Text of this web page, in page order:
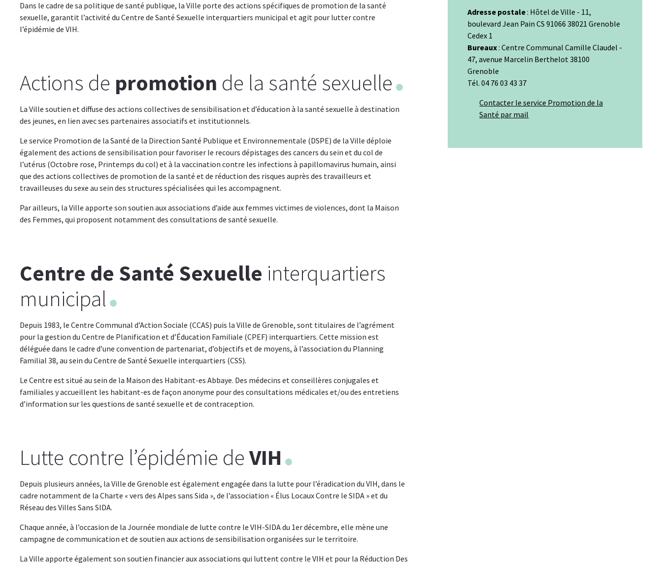
Dans le cadre de sa politique de santé publique, la Ville porte des actions spécifiques de promotion de la santé
sexuelle, garantit l’activité du Centre de Santé Sexuelle interquartiers municipal et agit pour lutter contre
l’épidémie de VIH.
Actions de promotion de la santé sexuelle
La Ville soutien et diffuse des actions collectives de sensibilisation et d’éducation à la santé sexuelle à destination
des jeunes, en lien avec ses partenaires associatifs et institutionnels.
Le service Promotion de la Santé de la Direction Santé Publique et Environnementale (DSPE) de la Ville déploie
également des actions de sensibilisation pour favoriser le recours dépistages des cancers du sein et du col de
l’utérus (Octobre rose, Printemps du col) et à la vaccination contre les infections à papillomavirus humain, ainsi
que des actions collectives de promotion de la santé et de réduction des risques auprès des travailleurs et
travailleuses du sexe au sein des structures spécialisées qui les accompagnent.
Par ailleurs, la Ville apporte son soutien aux associations d’aide aux femmes victimes de violences, dont la Maison
des Femmes, qui proposent notamment des consultations de santé sexuelle.
Centre de Santé Sexuelle interquartiers
municipal
Depuis 1983, le Centre Communal d’Action Sociale (CCAS) puis la Ville de Grenoble, sont titulaires de l’agrément
pour la gestion du Centre de Planification et d’Éducation Familiale (CPEF) interquartiers. Cette mission est
déléguée dans le cadre d’une convention de partenariat, d’objectifs et de moyens, à l’association du Planning
Familial 38, au sein du Centre de Santé Sexuelle interquartiers (CSS).
Le Centre est situé au sein de la Maison des Habitant-es Abbaye. Des médecins et conseillères conjugales et
familiales y accueillent les habitant-es de façon anonyme pour des consultations médicales et/ou des entretiens
d’information sur les questions de santé sexuelle et de contraception.
Lutte contre l’épidémie deVIH
Depuis plusieurs années, la Ville de Grenoble est également engagée dans la lutte pour l’éradication du VIH, dans le
cadre notamment de la Charte « vers des Alpes sans Sida », de l’association « Élus Locaux Contre le SIDA » et du
Réseau des Villes Sans SIDA.
Chaque année, à l’occasion de la Journée mondiale de lutte contre le VIH-SIDA du 1er décembre, elle mène une
campagne de communication et de soutien aux actions de sensibilisation organisées sur le territoire.
La Ville apporte également son soutien financier aux associations qui luttent contre le VIH et pour la Réduction Des
Adresse postale: Hôtel de Ville - 11,
boulevard Jean Pain CS 91066 38021 Grenoble
Cedex 1
Bureaux: Centre Communal Camille Claudel -
47, avenue Marcelin Berthelot 38100
Grenoble
Tél. 04 76 03 43 37
Contacter le service Promotion de la
Santé par mail